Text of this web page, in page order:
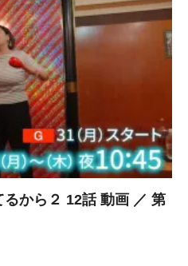
から２ 12話 動画 ／ 第